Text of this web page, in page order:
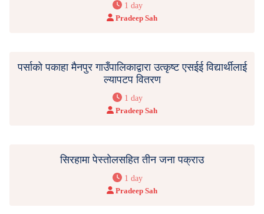
1 day
Pradeep Sah
पर्साको पकाहा मैनपुर गाउँपालिकाद्वारा उत्कृष्ट एसईई विद्यार्थीलाई
ल्यापटप वितरण
1 day
Pradeep Sah
सिरहामा पेस्तोलसहित तीन जना पक्राउ
1 day
Pradeep Sah